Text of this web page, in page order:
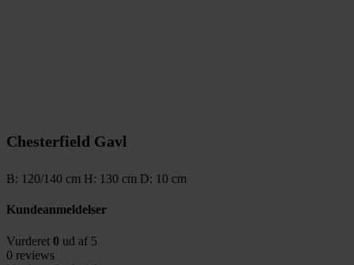
Chesterfield Gavl
B: 120/140 cm H: 130 cm D: 10 cm
Kundeanmeldelser
Vurderet 0 ud af 5
0 reviews